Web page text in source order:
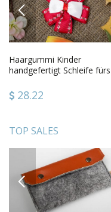
PREVIOUS
Haargummi Kinder
handgefertigt Schleife fürs
28.22
TOP SALES
PREVIOUS